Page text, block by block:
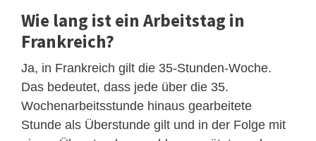
Wie lang ist ein Arbeitstag in
Frankreich?
Ja, in Frankreich gilt die 35-Stunden-Woche.
Das bedeutet, dass jede über die 35.
Wochenarbeitsstunde hinaus gearbeitete
Stunde als Überstunde gilt und in der Folge mit